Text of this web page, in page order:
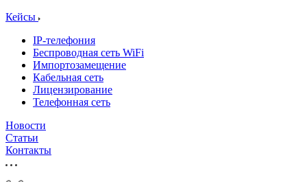
Кейсы
IP-телефония
Беспроводная сеть WiFi
Импортозамещение
Кабельная сеть
Лицензирование
Телефонная сеть
Новости
Статьи
Контакты